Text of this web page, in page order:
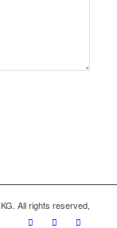
All rights reserved,